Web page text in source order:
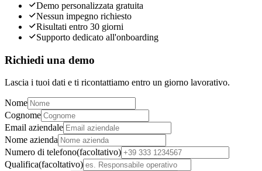
Demo personalizzata gratuita
Nessun impegno richiesto
Risultati entro 30 giorni
Supporto dedicato all'onboarding
Richiedi una demo
Lascia i tuoi dati e ti ricontattiamo entro un giorno lavorativo.
Nome
Cognome
Email aziendale
Nome azienda
Numero di telefono(facoltativo)
Qualifica(facoltativo)